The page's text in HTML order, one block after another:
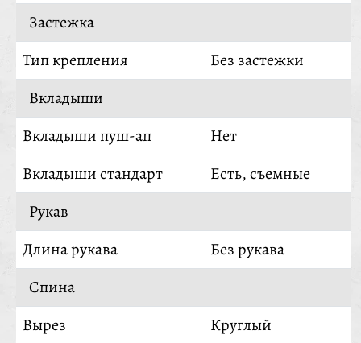
Застежка
Тип крепления
Без застежки
Вкладыши
Вкладыши пуш-ап
Нет
Вкладыши стандарт
Есть, съемные
Рукав
Длина рукава
Без рукава
Спина
Вырез
Круглый